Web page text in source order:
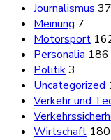
Journalismus 37
Meinung 7
Motorsport
Personalia 186
Politik3
Uncategorized
Verkehr und
Wirtschaft 180